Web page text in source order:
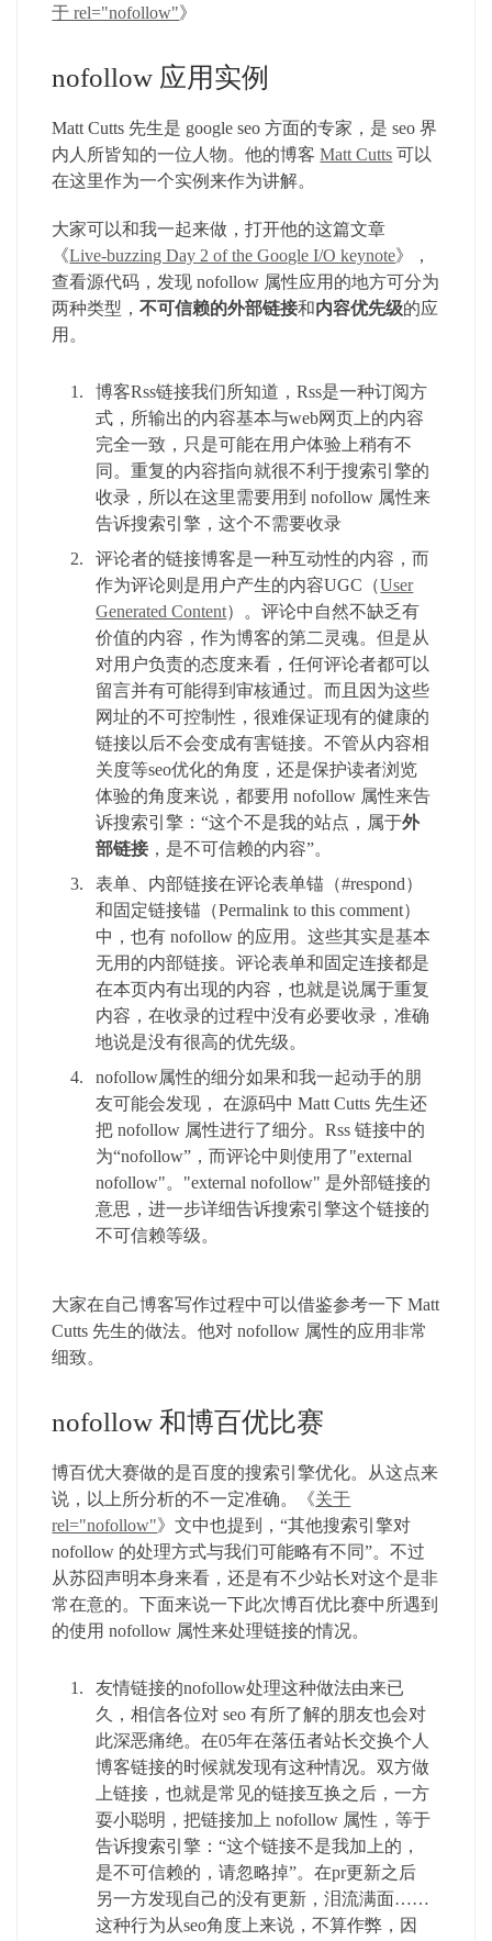
于 rel="nofollow"》
nofollow 应用实例
Matt Cutts 先生是 google seo 方面的专家，是 seo 界
内人所皆知的一位人物。他的博客Matt Cutts 可以
在这里作为一个实例来作为讲解。
大家可以和我一起来做，打开他的这篇文章
《Live-buzzing Day 2 of the Google I/O keynote》，
查看源代码，发现 nofollow 属性应用的地方可分为
两种类型，不可信赖的外部链接和内容优先级的应
用。
博客Rss链接我们所知道，Rss是一种订阅方
式，所输出的内容基本与web网页上的内容
完全一致，只是可能在用户体验上稍有不
同。重复的内容指向就很不利于搜索引擎的
收录，所以在这里需要用到 nofollow 属性来
告诉搜索引擎，这个不需要收录
评论者的链接博客是一种互动性的内容，而
作为评论则是用户产生的内容UGC（User
Generated Content）。评论中自然不缺乏有
价值的内容，作为博客的第二灵魂。但是从
对用户负责的态度来看，任何评论者都可以
留言并有可能得到审核通过。而且因为这些
网址的不可控制性，很难保证现有的健康的
链接以后不会变成有害链接。不管从内容相
关度等seo优化的角度，还是保护读者浏览
体验的角度来说，都要用 nofollow 属性来告
诉搜索引擎：“这个不是我的站点，属于外
部链接 ，是不可信赖的内容”。
表单、内部链接在评论表单锚（#respond）
和固定链接锚（Permalink to this comment）
中，也有 nofollow 的应用。这些其实是基本
无用的内部链接。评论表单和固定连接都是
在本页内有出现的内容，也就是说属于重复
内容，在收录的过程中没有必要收录，准确
地说是没有很高的优先级。
nofollow属性的细分如果和我一起动手的朋
友可能会发现， 在源码中 Matt Cutts 先生还
把 nofollow 属性进行了细分。Rss 链接中的
为“nofollow”，而评论中则使用了"external
nofollow"。"external nofollow" 是外部链接的
意思，进一步详细告诉搜索引擎这个链接的
不可信赖等级。
大家在自己博客写作过程中可以借鉴参考一下 Matt
Cutts 先生的做法。他对 nofollow 属性的应用非常
细致。
nofollow 和博百优比赛
博百优大赛做的是百度的搜索引擎优化。从这点来
说，以上所分析的不一定准确。《关于
rel="nofollow"》文中也提到，“其他搜索引擎对
nofollow 的处理方式与我们可能略有不同”。不过
从苏囧声明本身来看，还是有不少站长对这个是非
常在意的。下面来说一下此次博百优比赛中所遇到
的使用 nofollow 属性来处理链接的情况。
友情链接的nofollow处理这种做法由来已
久，相信各位对 seo 有所了解的朋友也会对
此深恶痛绝。在05年在落伍者站长交换个人
博客链接的时候就发现有这种情况。双方做
上链接，也就是常见的链接互换之后，一方
耍小聪明，把链接加上 nofollow 属性，等于
告诉搜索引擎：“这个链接不是我加上的，
是不可信赖的，请忽略掉”。在pr更新之后
另一方发现自己的没有更新，泪流满面……
这种行为从seo角度上来说，不算作弊，因